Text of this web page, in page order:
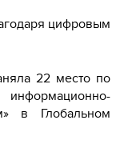
цифровым
22 место по
в Глобальном